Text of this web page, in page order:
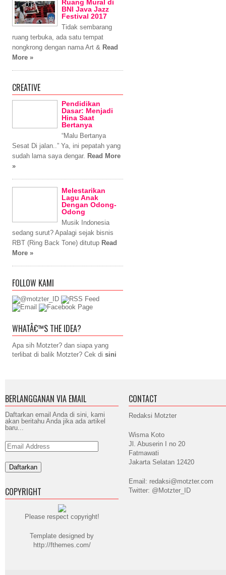
Ruang Mural di
BNI Java Jazz
Festival 2017
Tidak sembarang
ruang terbuka, ada satu tempat
nongkrong dengan nama Art & Read
More »
CREATIVE
Pendidikan
Dasar: Menjadi
Hina Saat
Bertanya
“Malu Bertanya
Sesat Di jalan..” Ya, ini pepatah yang
sudah lama saya dengar. Read More
»
Melestarikan
Lagu Anak
Dengan Odong-
Odong
Musik Indonesia
sedang surut? Apalagi sejak bisnis
RBT (Ring Back Tone) ditutup Read
More »
FOLLOW KAMI
WHATÂ€™S THE IDEA?
Apa sih Motzter? dan siapa yang
terlibat di balik Motzter? Cek di sini
BERLANGGANAN VIA EMAIL
Daftarkan email Anda di sini, kami
akan beritahu Anda jika ada artikel
baru...
Email
Address
COPYRIGHT
Please respect copyright!
Template designed by
http://fthemes.com/
CONTACT
Redaksi Motzter
Wisma Koto
Jl. Abuserin I no 20
Fatmawati
Jakarta Selatan 12420
Email: redaksi@motzter.com
Twitter: @Motzter_ID